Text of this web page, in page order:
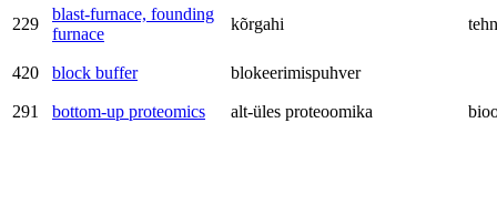
229
blast-furnace, founding
furnace
kõrgahi
420 block buffer blokeerimispuhver
291 bottom-up proteomics alt-üles proteoomika